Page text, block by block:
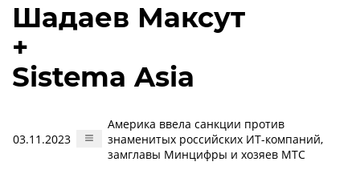
Шадаев Максут
+
Sistema Asia
03.11.2023
Америка ввела санкции против
знаменитых российских ИТ-компаний,
замглавы Минцифры и хозяев МТС